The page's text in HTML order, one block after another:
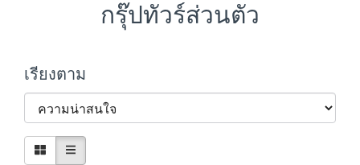
กรุ๊ปทัวร์ส่วนตัว
เรียงตาม